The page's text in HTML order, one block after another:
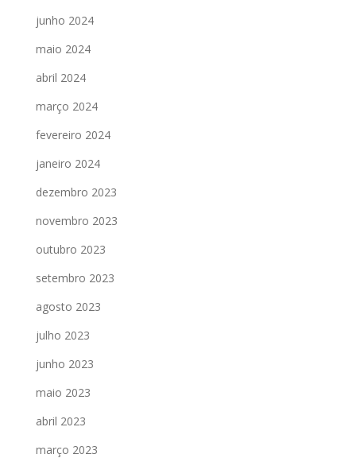
junho 2024
maio 2024
abril 2024
março 2024
fevereiro 2024
janeiro 2024
dezembro 2023
novembro 2023
outubro 2023
setembro 2023
agosto 2023
julho 2023
junho 2023
maio 2023
abril 2023
março 2023